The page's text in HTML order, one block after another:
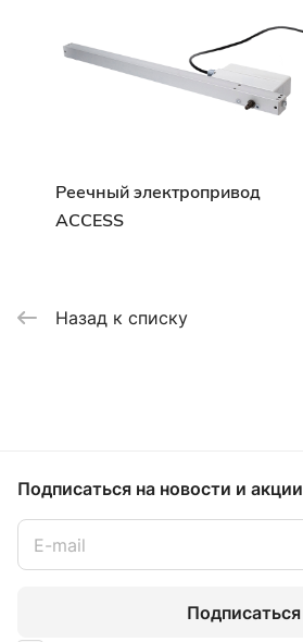
Реечный электропривод
ACCESS
Назад к списку
Подписаться на новости и акции
Подписаться